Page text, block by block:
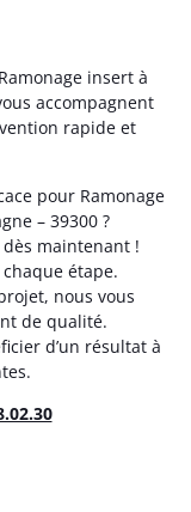
insert à
accompagnent
rapide et
pour Ramonage
– 39300 ?
dès maintenant !
étape.
nous vous
de qualité.
d’un résultat à